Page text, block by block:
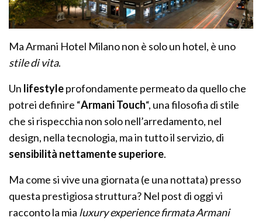
Ma Armani Hotel Milano non è solo un hotel, è uno
stile di vita.
Un lifestyleprofondamente permeato da quello che
potrei definire “Armani Touch“, una filosofia di stile
che si rispecchia non solo nell’arredamento, nel
design, nella tecnologia, ma in tutto il servizio, di
sensibilità nettamente superiore.
Ma come si vive una giornata (e una nottata) presso
questa prestigiosa struttura? Nel post di oggi vi
racconto la mia luxury experience firmata Armani